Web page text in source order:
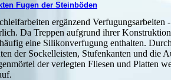
Fugen der Steinböden
ergänzend Verfugungsarbeiten
Da Treppen aufgrund ihrer
eine Silikonverfugung enthalten.
der Sockelleisten, Stufenkanten und die
der verlegten Fliesen und Platten